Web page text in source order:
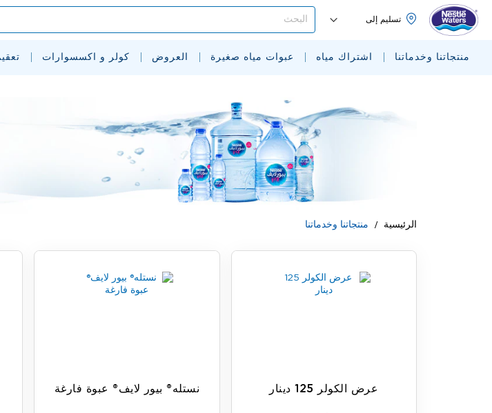
البحث
منتجاتنا وخدماتنا اشتراك مياه عبوات مياه صغيرة العروض كولر و اكسسوارات
الرئيسية منتجاتنا وخدماتنا
عرض الكولر 125 دينار نستله® بيور لايف® عبوة فارغة